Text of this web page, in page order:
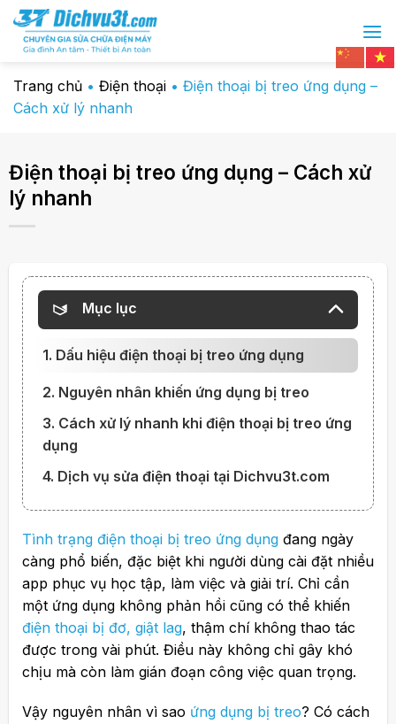
Chuyển
đến
dung
Trang chủ • Điện thoại • Điện thoại bị treo ứng dụng –
Cách xử lý nhanh
Điện thoại bị treo ứng dụng – Cách xử
lý nhanh
Mục lục
1. Dấu hiệu điện thoại bị treo ứng dụng
2. Nguyên nhân khiến ứng dụng bị treo
3. Cách xử lý nhanh khi điện thoại bị treo ứng
dụng
4. Dịch vụ sửa điện thoại tại Dichvu3t.com
Tình trạng điện thoại bị treo ứng dụngđang ngày
càng phổ biến, đặc biệt khi người dùng cài đặt nhiều
app phục vụ học tập, làm việc và giải trí. Chỉ cần
một ứng dụng không phản hồi cũng có thể khiến
điện thoại bị đơ, giật lag, thậm chí không thao tác
được trong vài phút. Điều này không chỉ gây khó
chịu mà còn làm gián đoạn công việc quan trọng.
Vậy nguyên nhân vì sao ứng dụng bị treo? Có cách